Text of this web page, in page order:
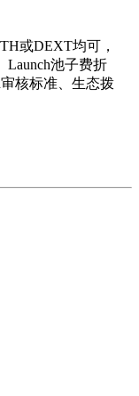
或DEXT均可，
Launch池子费折
核标准、生态拨